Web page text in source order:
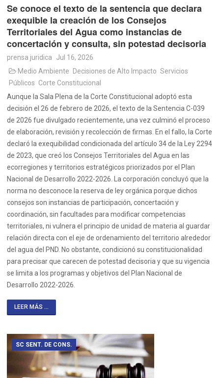
Se conoce el texto de la sentencia que declara
exequible la creación de los Consejos
Territoriales del Agua como instancias de
concertación y consulta, sin potestad decisoria
prensa juridica
Jul 16, 2026
Medio Ambiente
Decisiones de Alto Impacto Servicios
Públicos Corte Constitucional
Aunque la Sala Plena de la Corte Constitucional adoptó esta
decisión el 26 de febrero de 2026, el texto de la Sentencia C-039
de 2026 fue divulgado recientemente, una vez culminó el proceso
de elaboración, revisión y recolección de firmas. En el fallo, la Corte
declaró la exequibilidad condicionada del artículo 34 de la Ley 2294
de 2023, que creó los Consejos Territoriales del Agua en las
ecorregiones y territorios estratégicos priorizados por el Plan
Nacional de Desarrollo 2022-2026. La corporación concluyó que la
norma no desconoce la reserva de ley orgánica porque dichos
consejos son instancias de participación, concertación y
coordinación, sin facultades para modificar competencias
territoriales, ni vulnera el principio de unidad de materia al guardar
relación directa con el eje de ordenamiento del territorio alrededor
del agua del PND. No obstante, condicionó su constitucionalidad
para precisar que carecen de potestad decisoria y que su vigencia
se limita a los programas y objetivos del Plan Nacional de
Desarrollo 2022-2026.
LEER MÁS ...
SC SENT. DE CONS.